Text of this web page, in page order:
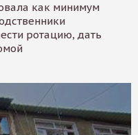
как минимум
ротацию, дать